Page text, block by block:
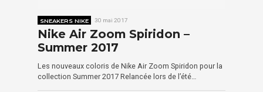
SNEAKERS NIKE 30 mai 2017
Nike Air Zoom Spiridon –
Summer 2017
Les nouveaux coloris de Nike Air Zoom Spiridon pour la
collection Summer 2017 Relancée lors de l’été…